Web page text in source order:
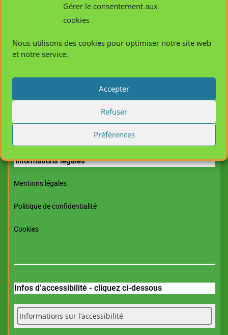
Gérer le consentement aux
cookies
Nous utilisons des cookies pour optimiser notre site web
et notre service.
Accepter
Refuser
Préférences
Création site :laboiteasiteweb.com
Informations légales
Mentions légales
Politique de confidentialité
Cookies
Infos d’accessibilité - cliquez ci-dessous
Informations sur l’accessibilité